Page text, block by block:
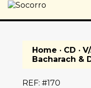
Home · CD ·
Bacharach &
REF: #170